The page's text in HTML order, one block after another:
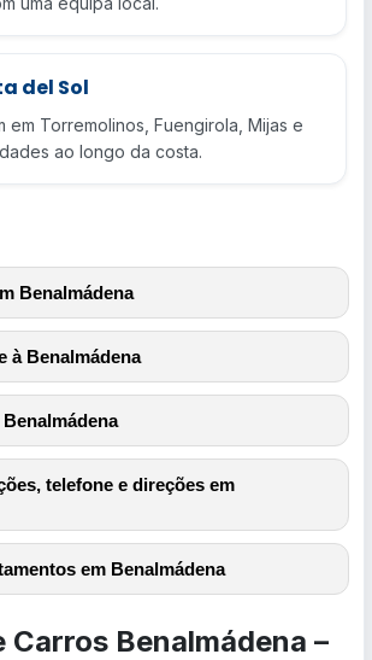
del Sol
em Torremolinos, Fuengirola, Mijas e
ao longo da costa.
Benalmádena
à Benalmádena
telefone e direções em
em Benalmádena
Carros Benalmádena –